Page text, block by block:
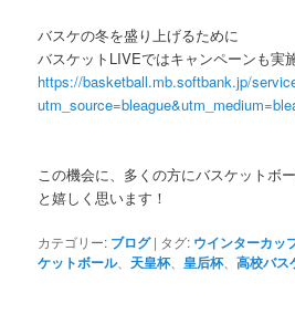
バスケの冬を盛り上げるために
バスケットLIVEではキャンペーンも実
https://basketball.mb.softbank.jp/
この機会に、多くの方にバスケットボ
と嬉しく思います！
カテゴリー: ブログ | タグ: ウインターカッ
ケットボール、 天皇杯、 皇后杯、高校バス